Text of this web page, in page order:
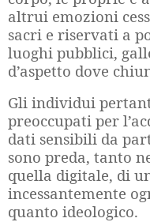
altrui emozioni
sacri e riservati a
luoghi pubblici,
d’aspetto dove
Gli individui
preoccupati per
dati sensibili da
sono preda, tanto
quella digitale, di
incessantemente
quanto ideologico.